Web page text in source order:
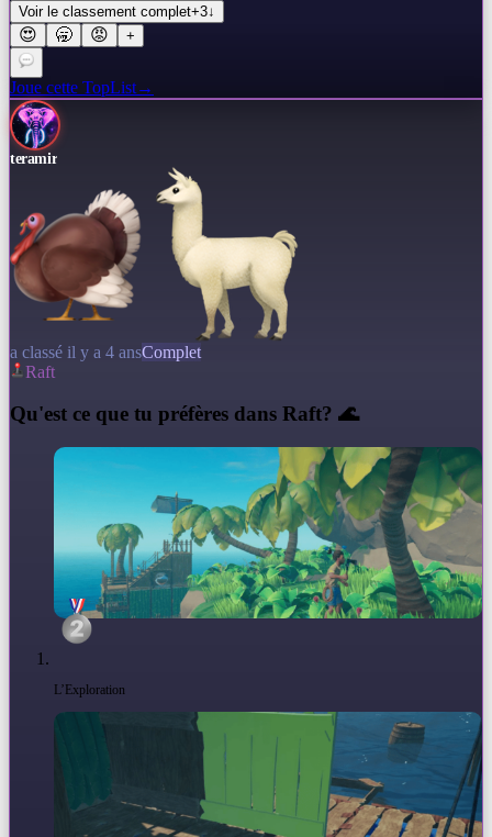
Voir le classement complet+3↓
😍 🥱 😡 +
Joue cette TopList→
teramir
a classé il y a 4 ansComplet
Raft
Qu'est ce que tu préfères dans Raft? 🌊
L’Exploration